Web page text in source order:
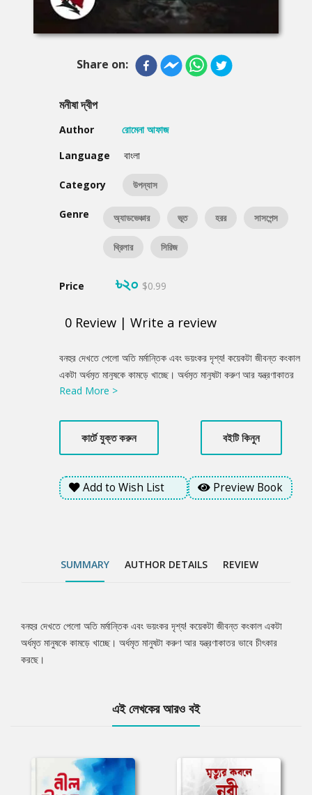
Share on:
মনীষা দ্বীপ
Author
রোমেনা আফাজ
Language
বাংলা
Category উপন্যাস
Genre অ্যাডভেঞ্চার ভূত হরর সাসপেন্স
থ্রিলার সিরিজ
Price ৳২০ $0.99
0 Review | Write a review
Summery
বনহুর দেখতে পেলো অতি মর্মান্তিক এবং ভয়ংকর দৃশ্য! কয়েকটা জীবন্ত কংকাল
একটা অর্ধমৃত মানুষকে কামড়ে খাচ্ছে। অর্ধমৃত মানুষটা করুণ আর যন্ত্রণাকাতর
ভাবে চীৎকার করছে।
Read More >
কার্টে যুক্ত করুন বইটি কিনুন
Add to Wish List Preview Book
SUMMARY AUTHOR DETAILS REVIEW
Tab
Article
বনহুর দেখতে পেলো অতি মর্মান্তিক এবং ভয়ংকর দৃশ্য! কয়েকটা জীবন্ত কংকাল একটা
অর্ধমৃত মানুষকে কামড়ে খাচ্ছে। অর্ধমৃত মানুষটা করুণ আর যন্ত্রণাকাতর ভাবে চীৎকার
করছে।
এই লেখকের আরও বই